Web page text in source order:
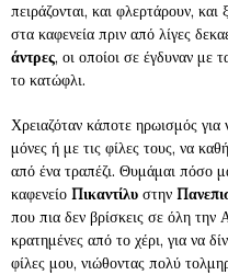
πειράζονται, και φλερτάρουν,
στα καφενεία πριν από λίγες
άντρες, οι οποίοι σε έγδυναν με
το κατώφλι.
Χρειαζόταν κάποτε ηρωισμός για
μόνες ή με τις φίλες τους, να
από ένα τραπέζι. Θυμάμαι πόσο
καφενείο Πικαντίλυ στην
που πια δεν βρίσκεις σε όλη
κρατημένες από το χέρι, για να
φίλες μου, νιώθοντας πολύ